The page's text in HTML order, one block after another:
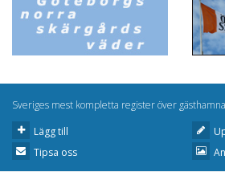
Sveriges mest kompletta register över
Lägg till
Tipsa oss